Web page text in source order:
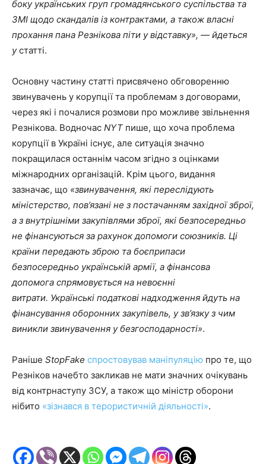
боку українських груп громадянського суспільства та
ЗМІ щодо скандалів із контрактами, а також власні
прохання пана Резнікова піти у відставку», — йдеться
устатті.
Основну частину статті присвячено обговоренню
звинувачень у корупції та проблемам з договорами,
через які і почалися розмови про можливе звільнення
Резнікова. Водночас NYT пише, що хоча проблема
корупції в Україні існує, але ситуація значно
покращилася останнім часом згідно з оцінками
міжнародних організацій. Крім цього, видання
зазначає, що «звинувачення, які переслідують
міністерство, пов’язані не з постачанням західної зброї,
а з внутрішніми закупівлями зброї, які безпосередньо
не фінансуються за рахунок допомоги союзників. Ці
країни передають зброю та боєприпаси
безпосередньо українській армії, а фінансова
допомога спрямовується на невоєнні
витрати. Українські податкові надходження йдуть на
фінансування оборонних закупівель, у зв’язку з чим
виникли звинувачення у безгосподарності».
Раніше StopFake спростовував маніпуляцію про те, що
Резніков начебто закликав не мати значних очікувань
від контрнаступу ЗСУ, а також що міністр оборони
нібито «зізнався в терористичній діяльності».